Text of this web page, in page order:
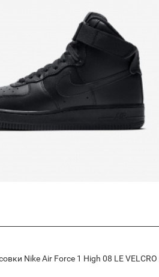
Nike Air Force 1 High 08 LE